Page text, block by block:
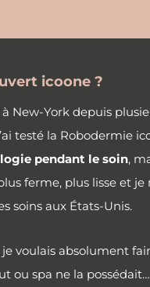
icoone ?
New-York depuis
testé la Robodermie
pendant le soin,
ferme, plus lisse et
soins aux États-Unis.
je voulais absolument
ou spa ne la